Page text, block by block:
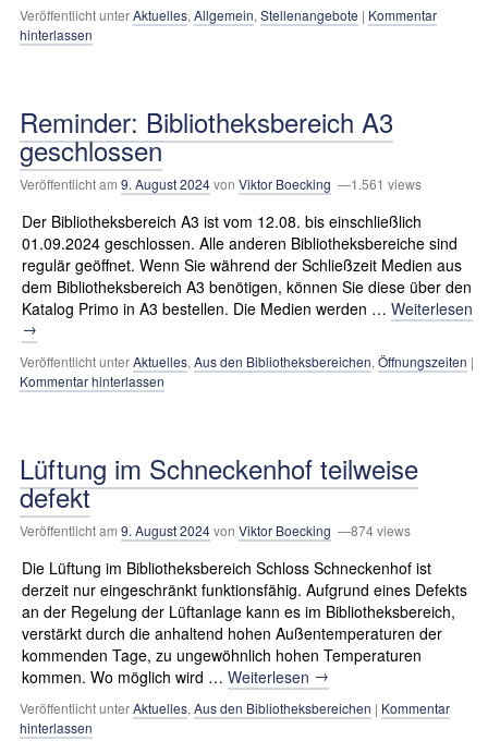
Veröffentlicht unterAktuelles, Allgemein, Stellenangebote | Kommentar
hinterlassen
Reminder: Bibliotheksbereich A3
geschlossen
Veröffentlicht am 9. August 2024von Viktor Boecking —1.561 views
Der Bibliotheksbereich A3 ist vom 12.08. bis einschließlich
01.09.2024 geschlossen. Alle anderen Bibliotheksbereiche sind
regulär geöffnet. Wenn Sie während der Schließzeit Medien aus
dem Bibliotheksbereich A3 benötigen, können Sie diese über den
Katalog Primo in A3 bestellen. Die Medien werden … Weiterlesen
→
Veröffentlicht unterAktuelles, Aus den Bibliotheksbereichen, Öffnungszeiten |
Kommentar hinterlassen
Lüftung im Schneckenhof teilweise
defekt
Veröffentlicht am 9. August 2024von Viktor Boecking —874 views
Die Lüftung im Bibliotheksbereich Schloss Schneckenhof ist
derzeit nur eingeschränkt funktionsfähig. Aufgrund eines Defekts
an der Regelung der Lüftanlage kann es im Bibliotheksbereich,
verstärkt durch die anhaltend hohen Außentemperaturen der
kommenden Tage, zu ungewöhnlich hohen Temperaturen
kommen. Wo möglich wird … Weiterlesen →
Veröffentlicht unterAktuelles, Aus den Bibliotheksbereichen | Kommentar
hinterlassen